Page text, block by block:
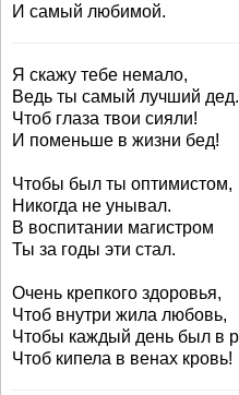
И самый любимой.
Я скажу тебе немало,
Ведь ты самый лучший дед.
Чтоб глаза твои сияли!
И поменьше в жизни бед!
Чтобы был ты оптимистом,
Никогда не унывал.
В воспитании магистром
Ты за годы эти стал.
Очень крепкого здоровья,
Чтоб внутри жила любовь,
Чтобы каждый день был в
Чтоб кипела в венах кровь!